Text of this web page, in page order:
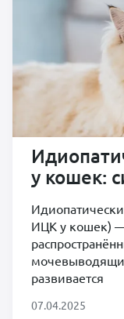
у кошек:
ИЦК у кошек)
развивается
07.04.2025